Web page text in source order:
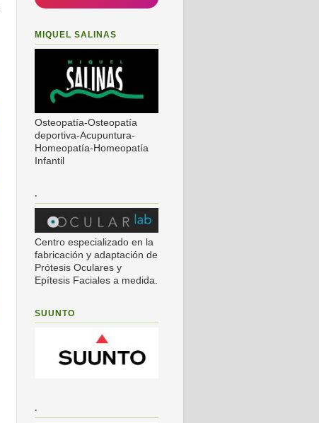
MIQUEL SALINAS
Osteopatía-Osteopatía
deportiva-Acupuntura-
Homeopatía-Homeopatía
Infantil
.
Centro especializado en la
fabricación y adaptación de
Prótesis Oculares y
Epítesis Faciales a medida.
SUUNTO
.